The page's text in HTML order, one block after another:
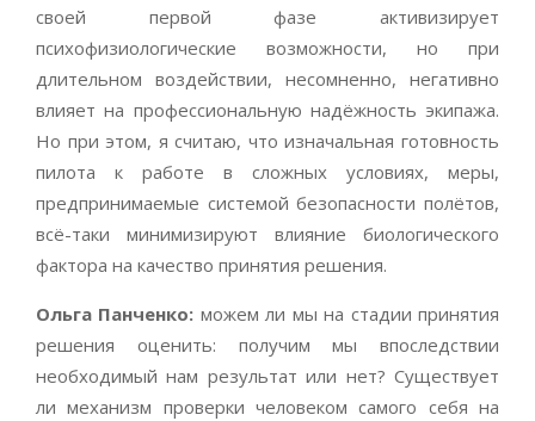
своей первой фазе активизирует
психофизиологические возможности, но при
длительном воздействии, несомненно, негативно
влияет на профессиональную надёжность экипажа.
Но при этом, я считаю, что изначальная готовность
пилота к работе в сложных условиях, меры,
предпринимаемые системой безопасности полётов,
всё-таки минимизируют влияние биологического
фактора на качество принятия решения.
Ольга Панченко: можем ли мы на стадии принятия
решения оценить: получим мы впоследствии
необходимый нам результат или нет? Существует
ли механизм проверки человеком самого себя на